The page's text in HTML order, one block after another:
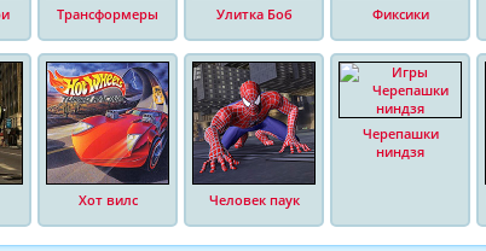
Трансформеры Улитка Боб Фиксики
Хот вилс Человек паук
Черепашки
ниндзя